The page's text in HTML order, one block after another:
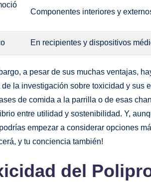
Componentes interiores y
En recipientes y dispositivos
a⁣ pesar de sus⁤ muchas ventajas,
​de la investigación sobre toxicidad y sus
de comida a la parrilla o de esas
⁤entre utilidad y sostenibilidad. Y,
empezar‍ a considerar opciones
⁤y tu conciencia también!
del